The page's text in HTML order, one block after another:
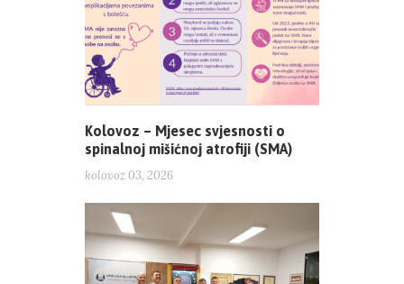
Kolovoz – Mjesec svjesnosti o
spinalnoj mišićnoj atrofiji (SMA)
kolovoz 03, 2026